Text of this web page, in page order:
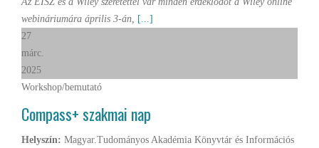
webináriumára április 3-án,
[...]
27
márc.
2025
Workshop/bemutató
Compass+ szakmai nap
Helyszín: Magyar.Tudományos Akadémia Könyvtár és Információs